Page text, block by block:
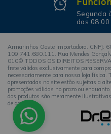
Segunda
das
Armarinhos Oeste Importadora. CNPJ:
109.741.680.111. Rua Mendes
010© TODOS OS DIREITOS
frete válidos exclusivamente para
necessariamente para nossa loja física.
apresentadas no site estão sujeitas a
promoções válidas no prazo ou
dos produtos são meramente
de dados.